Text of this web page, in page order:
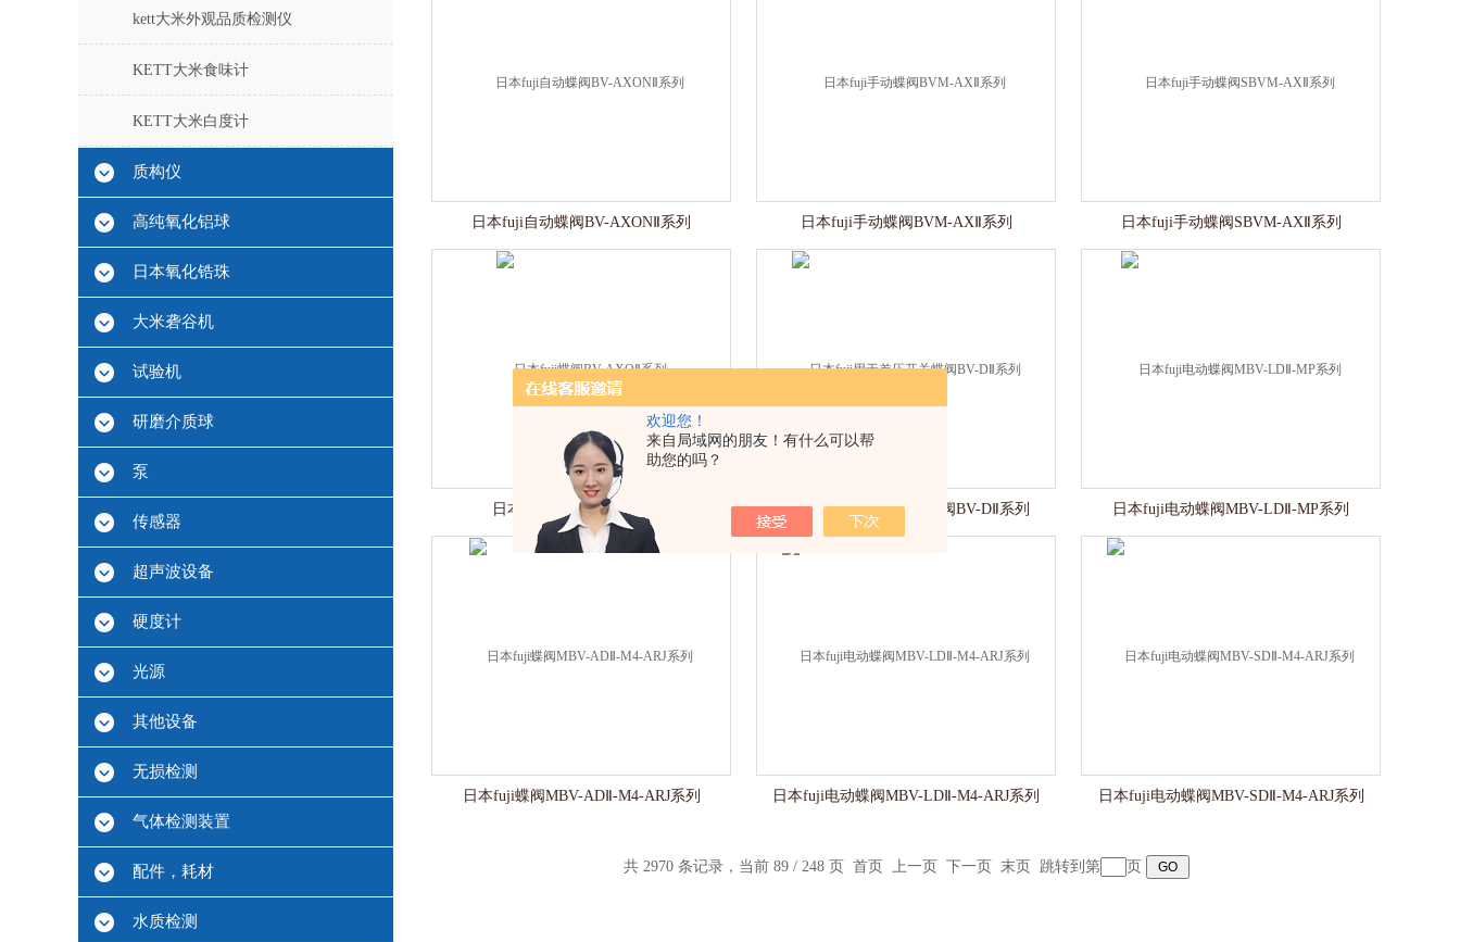
欢迎您！
来自局域网的朋友！有什么可以帮
助您的吗？
kett大米外观品质检测仪
KETT大米食味计
KETT大米白度计
质构仪
高纯氧化铝球
日本氧化锆珠
大米砻谷机
试验机
研磨介质球
泵
传感器
超声波设备
硬度计
光源
其他设备
无损检测
气体检测装置
配件，耗材
水质检测
日本fuji自动蝶阀BV-AXONⅡ系列 日本fuji手动蝶阀BVM-AXⅡ系列 日本fuji手动蝶阀SBVM-AXⅡ系列
日本fuji蝶阀BV-AXOⅡ系列 日本fuji用于差压开关蝶阀BV-DⅡ系列 日本fuji电动蝶阀MBV-LDⅡ-MP系列
日本fuji蝶阀MBV-ADⅡ-M4-ARJ系列 日本fuji电动蝶阀MBV-LDⅡ-M4-ARJ系列 日本fuji电动蝶阀MBV-SDⅡ-M4-ARJ系列
共 2970 条记录，当前 89 / 248 页 首页 上一页 下一页 末页 跳转到第 页